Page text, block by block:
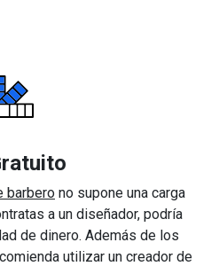
barbero no supone una carga
a un diseñador, podría
de dinero. Además de los
utilizar un creador de